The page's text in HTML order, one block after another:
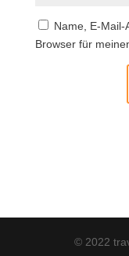
Name, E-Mail-
Browser für
© 2022